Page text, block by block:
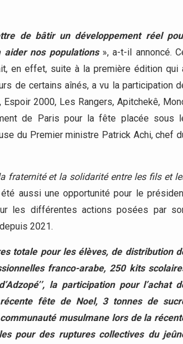
de bâtir un développement réel
aider nos populations», a-t-il annoncé.
en effet, suite à la première édition qui
de certains aînés, a vu la participation
2000, Les Rangers, Apitchekê,
de Paris pour la fête placée sous
du Premier ministre Patrick Achi, chef
la fraternité et la solidarité entre les fils et
aussi une opportunité pour le
les différentes actions posées par
2021.
totale pour les élèves, de distribution
franco-arabe, 250 kits
la participation pour l’achat
fête de Noel, 3 tonnes de
musulmane lors de la
pour des ruptures collectives du